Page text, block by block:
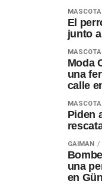
El
junto
Moda
una
calle
Piden
GAIMAN
una
en